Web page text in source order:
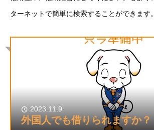
ターネットで簡単に検索することができます。
2023.11.9
外国人でも借りられますか？